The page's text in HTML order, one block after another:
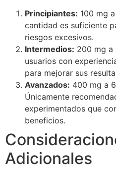
Principiantes: 100 mg
cantidad es suficiente
riesgos excesivos.
Intermedios: 200 mg a
usuarios con
para mejorar sus
Avanzados: 400 mg a
Únicamente
experimentados que
beneficios.
Adicionales